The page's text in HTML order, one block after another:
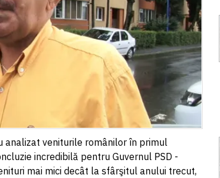
analizat veniturile românilor în primul
incredibilă pentru Guvernul PSD -
mai mici decât la sfârşitul anului trecut,